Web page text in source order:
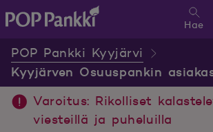
Hae
POP Pankki Kyyjärvi
Kyyjärven Osuuspankin
Varoitus: Rikolliset
viesteillä ja puheluilla